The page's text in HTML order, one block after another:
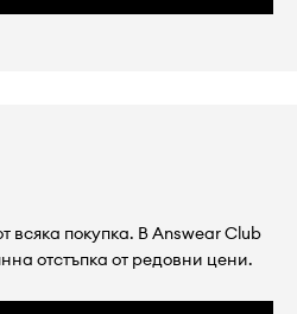
всяка покупка. В Answear Club
отстъпка от редовни цени.